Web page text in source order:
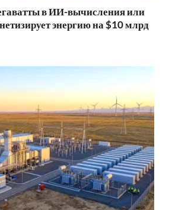
в ИИ-вычисления или
энергию на $10 млрд